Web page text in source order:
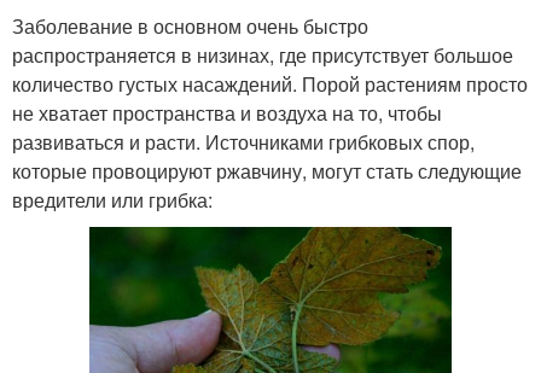
Заболевание в основном очень быстро
распространяется в низинах, где присутствует большое
количество густых насаждений. Порой растениям просто
не хватает пространства и воздуха на то, чтобы
развиваться и расти. Источниками грибковых спор,
которые провоцируют ржавчину, могут стать следующие
вредители или грибка: